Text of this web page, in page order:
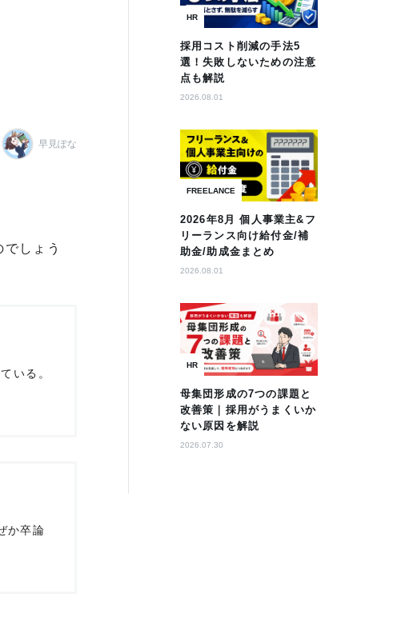
早見ぽな
しょう
いる。
か卒論
HR
採用コスト削減の手法5
選！失敗しないための注意
点も解説
2026.08.01
FREELANCE
2026年8月 個人事業主&フ
リーランス向け給付金/補
助金/助成金まとめ
2026.08.01
HR
母集団形成の7つの課題と
改善策｜採用がうまくいか
ない原因を解説
2026.07.30